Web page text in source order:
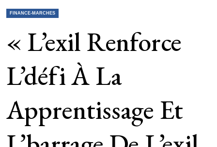
FINANCE-MARCHES
« L’exil Renforce
L’défi À La
Apprentissage Et